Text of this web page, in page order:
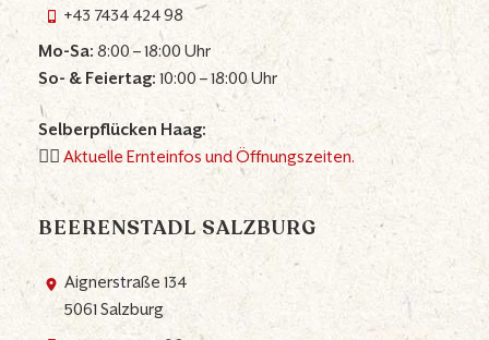
+43 7434 424 98
Mo-Sa:8:00 – 18:00 Uhr
So- & Feiertag:10:00 – 18:00 Uhr
Selberpflücken Haag:
👉🏼Aktuelle Ernteinfos und Öffnungszeiten.
BEERENSTADL SALZBURG
Aignerstraße 134
5061 Salzburg